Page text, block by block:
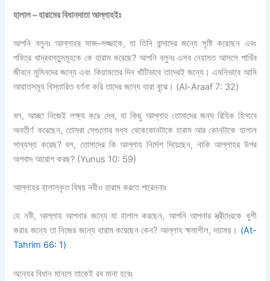
হালাল – হারামের বিধানদাতা আল্লাহইঃ
আপনি বলুনঃ আল্লাহর সাজ–সজ্জাকে, যা তিনি বান্দাদের জন্যে সৃষ্টি করেছেন এবং
পবিত্র খাদ্রবস্তুসমূহকে কে হারাম করেছে?আপনি বলুনঃ এসব নেয়ামত আসলে পার্থিব
জীবনে মুমিনদের জন্যে এবং কিয়ামতের দিন খাঁটিভাবে তাদেরই জন্যে। এমনিভাবে আমি
আয়াতসমূহ বিস্তারিত বর্ণনা করি তাদের জন্যে যারা বুঝে। (Al-Araaf 7: 32)
বল,আচ্ছা নিজেই লক্ষ্য করে দেখ, যা কিছু আল্লাহ তোমাদের জন্য রিযিক হিসাবে
অবতীর্ণ করেছেন, তোমরা সেগুলোর মধ্য থেকেকোনটাকে হারাম আর কোনটাকে হালাল
সাব্যস্ত করেছ?বল, তোমাদের কি আল্লাহ নির্দেশ দিয়েছেন, নাকি আল্লাহর উপর
অপবাদ আরোপ করছ? (Yunus 10: 59)
আল্লাহর হালালকৃত বিষয় নবীও হারাম করতে পারেননাঃ
হে নবী,আল্লাহ আপনার জন্যে যা হালাল করছেন, আপনি আপনার স্ত্রীদেরকে খুশী
করার জন্যে তা নিজের জন্যে হারাম করেছেন কেন? আল্লাহ ক্ষমাশীল,দয়াময়। (At-
Tahrim 66: 1)
অন্যের বিধান মানলে তাকেই রব মানা হবেঃ